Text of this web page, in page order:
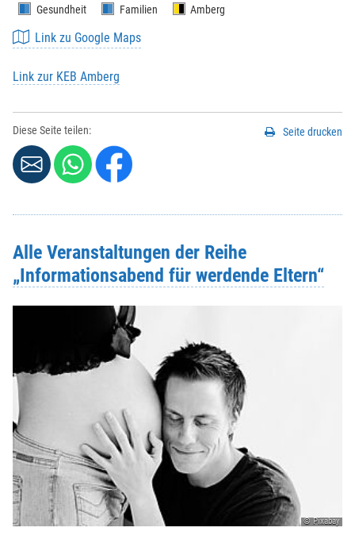
Gesundheit Familien Amberg
Link zu Google Maps
Link zur KEB Amberg
Diese Seite teilen: Seite drucken
Alle Veranstaltungen der Reihe
„Informationsabend für werdende Eltern“
© Pixabay